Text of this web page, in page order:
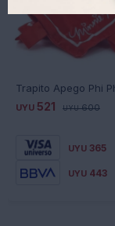
UYU 521 UYU 600
UYU 365
UYU 443